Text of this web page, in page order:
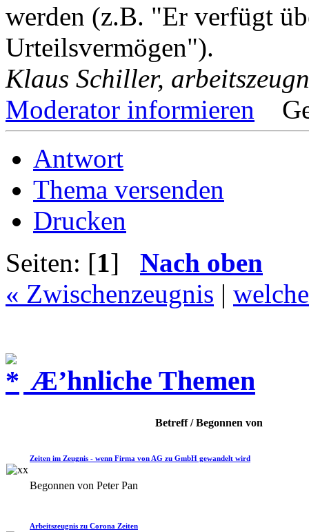
werden (z.B. "Er verfügt
Urteilsvermögen").
Klaus Schiller,
Moderator informieren
Antwort
Thema versenden
Drucken
Seiten: [1] Nach oben
« Zwischenzeugnis |
Æ’hnliche Themen
Betreff / Begonnen von
Zeiten im Zeugnis - wenn Firma von AG zu GmbH gewandelt wird
Begonnen von Peter Pan
Arbeitszeugnis zu Corona Zeiten